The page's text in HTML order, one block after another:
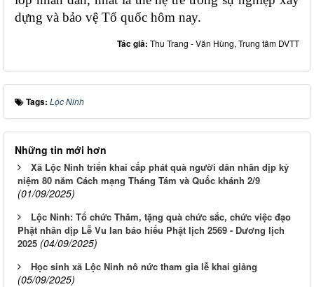
dựng và bảo vệ Tổ quốc hôm nay.
Tác giả: Thu Trang - Văn Hùng, Trung tâm DVTT
Tags: Lộc Ninh
Những tin mới hơn
Xã Lộc Ninh triển khai cấp phát quà người dân nhân dịp kỷ
niệm 80 năm Cách mạng Tháng Tám và Quốc khánh 2/9
(01/09/2025)
Lộc Ninh: Tổ chức Thăm, tặng quà chức sắc, chức việc đạo
Phật nhân dịp Lễ Vu lan báo hiếu Phật lịch 2569 - Dương lịch
2025 (04/09/2025)
Học sinh xã Lộc Ninh nô nức tham gia lễ khai giảng
(05/09/2025)